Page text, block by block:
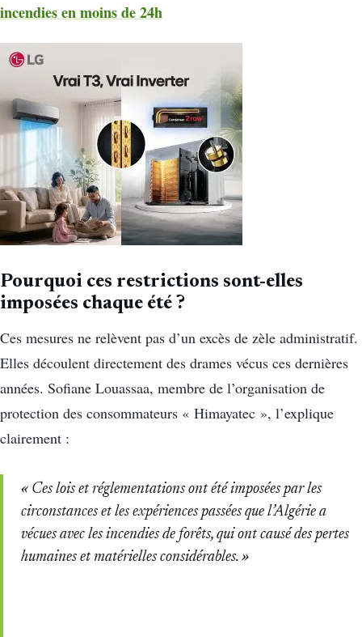
incendies en moins de 24h
Pourquoi ces restrictions sont-elles
imposées chaque été ?
Ces mesures ne relèvent pas d’un excès de zèle administratif.
Elles découlent directement des drames vécus ces dernières
années. Sofiane Louassaa, membre de l’organisation de
protection des consommateurs « Himayatec », l’explique
clairement :
« Ces lois et réglementations ont été imposées par les
circonstances et les expériences passées que l’Algérie a
vécues avec les incendies de forêts, qui ont causé des pertes
humaines et matérielles considérables. »